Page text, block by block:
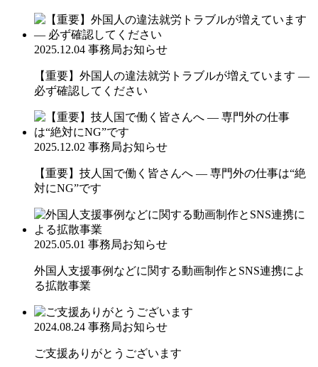
2025.12.04 事務局お知らせ
【重要】外国人の違法就労トラブルが増えています ―
必ず確認してください
2025.12.02 事務局お知らせ
【重要】技人国で働く皆さんへ ― 専門外の仕事は“絶
対にNG”です
2025.05.01 事務局お知らせ
外国人支援事例などに関する動画制作とSNS連携によ
る拡散事業
2024.08.24 事務局お知らせ
ご支援ありがとうございます